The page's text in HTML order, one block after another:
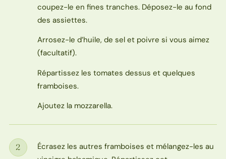
coupez-le en fines tranches. Déposez-le au fond
des assiettes.
Arrosez-le d’huile, de sel et poivre si vous aimez
(facultatif).
Répartissez les tomates dessus et quelques
framboises.
Ajoutez la mozzarella.
Étape
2
Écrasez les autres framboises et mélangez-les au